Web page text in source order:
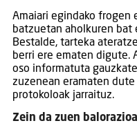
Amaiari egindako frogen
batzuetan aholkuren bat
Bestalde, tarteka
berri ere ematen digute.
oso informatuta
zuzenean eramaten
protokoloak jarraituz.
Zein da zuen